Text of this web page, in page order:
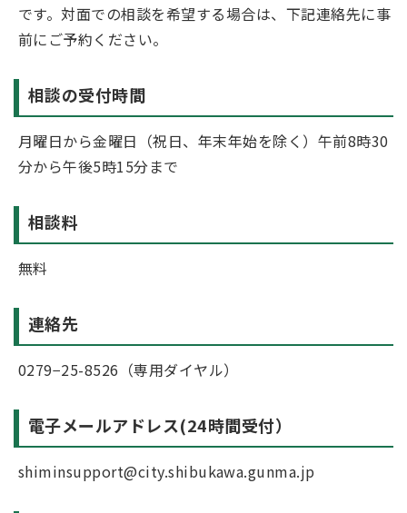
です。対面での相談を希望する場合は、下記連絡先に事
前にご予約ください。
相談の受付時間
月曜日から金曜日（祝日、年末年始を除く）午前8時30
分から午後5時15分まで
相談料
無料
連絡先
0279−25-8526（専用ダイヤル）
電子メールアドレス(24時間受付）
shiminsupport@city.shibukawa.gunma.jp